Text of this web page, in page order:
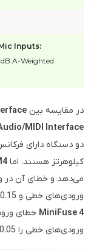
Inputs:
dB A-Weighted
در مقایسه بین
MIDI Interface
کیلوهرتز هستند، اما
ورودی‌های خطی و Hi-Z 0.15 دسی‌بل است. در مقابل،
MiniFuse 4
ورودی‌های خطی را 0.05 دسی‌بل نشان می‌دهد.